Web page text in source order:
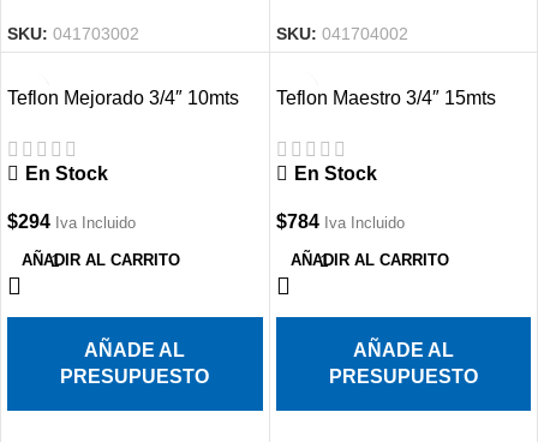
SKU: 041703002 SKU: 041704002
Teflon Mejorado 3/4″ 10mts
En Stock
$294 Iva Incluido
AÑADIR AL CARRITO
AÑADE AL
PRESUPUESTO
Teflon Maestro 3/4″ 15mts
En Stock
$784 Iva Incluido
AÑADIR AL CARRITO
AÑADE AL
PRESUPUESTO